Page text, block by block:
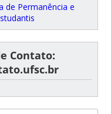
de Permanência e
Contato: